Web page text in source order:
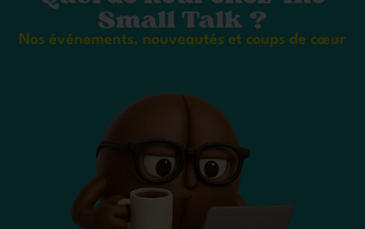
Small Talk ?
Nos événements, nouveautés et coups de cœur